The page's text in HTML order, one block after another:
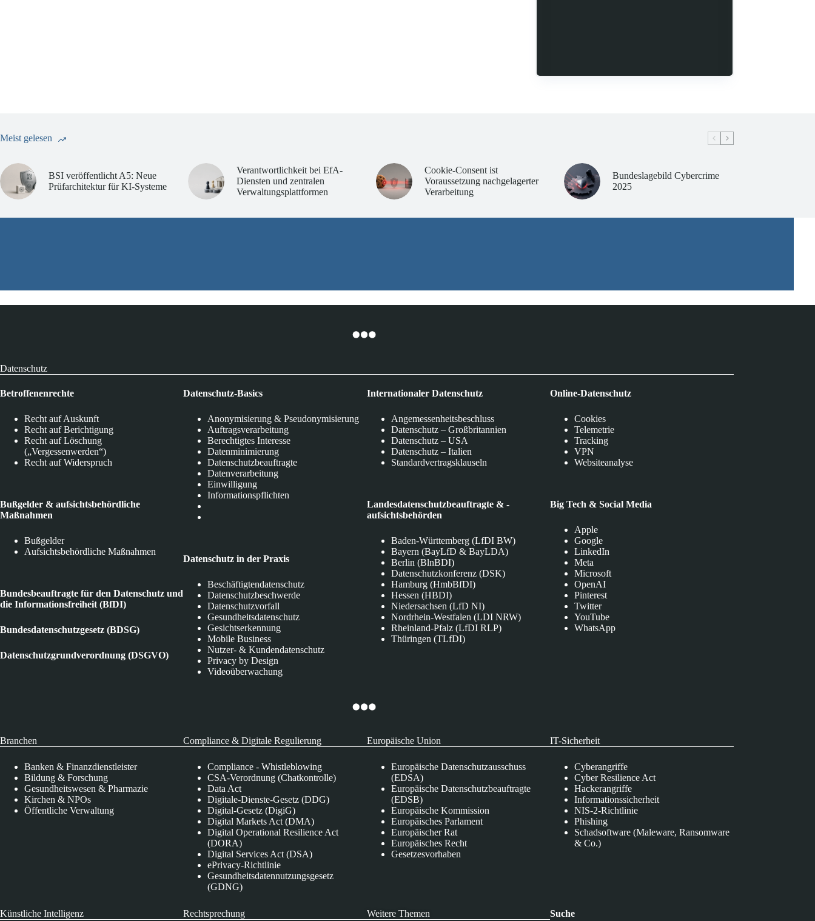
Meist gelesen
BSI veröffentlicht A5: Neue
Prüfarchitektur für KI-Systeme
Verantwortlichkeit bei EfA-
Diensten und zentralen
Verwaltungsplattformen
Cookie-Consent ist
Voraussetzung nachgelagerter
Verarbeitung
Bundeslagebild Cybercrime
2025
Datenschutz
Betroffenenrechte
Recht auf Auskunft
Recht auf Berichtigung
Recht auf Löschung
(„Vergessenwerden“)
Recht auf Widerspruch
Bußgelder & aufsichtsbehördliche
Maßnahmen
Bußgelder
Aufsichtsbehördliche Maßnahmen
Bundesbeauftragte für den Datenschutz und
die Informationsfreiheit (BfDI)
Bundesdatenschutzgesetz (BDSG)
Datenschutzgrundverordnung (DSGVO)
Datenschutz-Basics
Anonymisierung & Pseudonymisierung
Auftragsverarbeitung
Berechtigtes Interesse
Datenminimierung
Datenschutzbeauftragte
Datenverarbeitung
Einwilligung
Informationspflichten
Datenschutz in der Praxis
Beschäftigtendatenschutz
Datenschutzbeschwerde
Datenschutzvorfall
Gesundheitsdatenschutz
Gesichtserkennung
Mobile Business
Nutzer- & Kundendatenschutz
Privacy by Design
Videoüberwachung
Internationaler Datenschutz
Angemessenheitsbeschluss
Datenschutz – Großbritannien
Datenschutz – USA
Datenschutz – Italien
Standardvertragsklauseln
Landesdatenschutzbeauftragte & -
aufsichtsbehörden
Baden-Württemberg (LfDI BW)
Bayern (BayLfD & BayLDA)
Berlin (BlnBDI)
Datenschutzkonferenz (DSK)
Hamburg (HmbBfDI)
Hessen (HBDI)
Niedersachsen (LfD NI)
Nordrhein-Westfalen (LDI NRW)
Rheinland-Pfalz (LfDI RLP)
Thüringen (TLfDI)
Online-Datenschutz
Cookies
Telemetrie
Tracking
VPN
Websiteanalyse
Big Tech & Social Media
Apple
Google
LinkedIn
Meta
Microsoft
OpenAI
Pinterest
Twitter
YouTube
WhatsApp
Branchen
Banken & Finanzdienstleister
Bildung & Forschung
Gesundheitswesen & Pharmazie
Kirchen & NPOs
Öffentliche Verwaltung
Compliance & Digitale Regulierung
Compliance - Whistleblowing
CSA-Verordnung (Chatkontrolle)
Data Act
Digitale-Dienste-Gesetz (DDG)
Digital-Gesetz (DigiG)
Digital Markets Act (DMA)
Digital Operational Resilience Act
(DORA)
Digital Services Act (DSA)
ePrivacy-Richtlinie
Gesundheitsdatennutzungsgesetz
(GDNG)
Europäische Union
Europäische Datenschutzausschuss
(EDSA)
Europäische Datenschutzbeauftragte
(EDSB)
Europäische Kommission
Europäisches Parlament
Europäischer Rat
Europäisches Recht
Gesetzesvorhaben
IT-Sicherheit
Cyberangriffe
Cyber Resilience Act
Hackerangriffe
Informationssicherheit
NIS-2-Richtlinie
Phishing
Schadsoftware (Maleware, Ransomware
& Co.)
Künstliche Intelligenz Rechtsprechung Weitere Themen Suche